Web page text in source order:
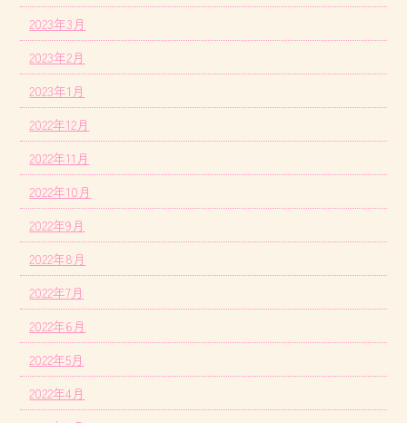
2023年3月
2023年2月
2023年1月
2022年12月
2022年11月
2022年10月
2022年9月
2022年8月
2022年7月
2022年6月
2022年5月
2022年4月